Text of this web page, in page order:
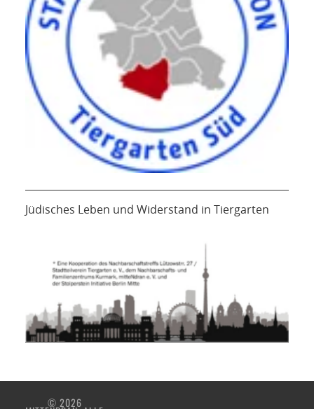
Jüdisches Leben und Widerstand in Tiergarten
© 2026